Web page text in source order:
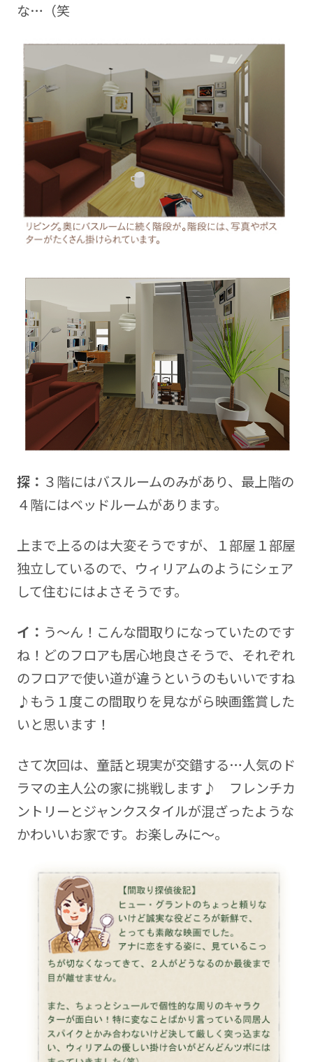
な…（笑
探： ３階にはバスルームのみがあり、最上階の
４階にはベッドルームがあります。
上まで上るのは大変そうですが、１部屋１部屋
独立しているので、ウィリアムのようにシェア
して住むにはよさそうです。
イ： う～ん！こんな間取りになっていたのです
ね！どのフロアも居心地良さそうで、それぞれ
のフロアで使い道が違うというのもいいですね
♪もう１度この間取りを見ながら映画鑑賞した
いと思います！
さて次回は、童話と現実が交錯する…人気のド
ラマの主人公の家に挑戦します♪ フレンチカ
ントリーとジャンクスタイルが混ざったような
かわいいお家です。お楽しみに～。